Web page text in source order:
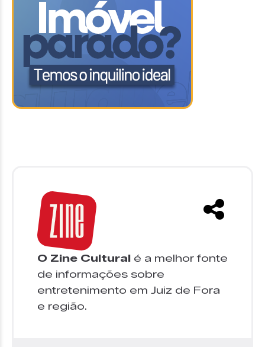
O Zine Cultural é a melhor fonte
de informações sobre
entretenimento em Juiz de Fora
e região.